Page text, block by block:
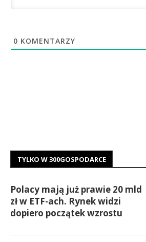
0 KOMENTARZY
TYLKO W 300GOSPODARCE
Polacy mają już prawie 20 mld
zł w ETF-ach. Rynek widzi
dopiero początek wzrostu